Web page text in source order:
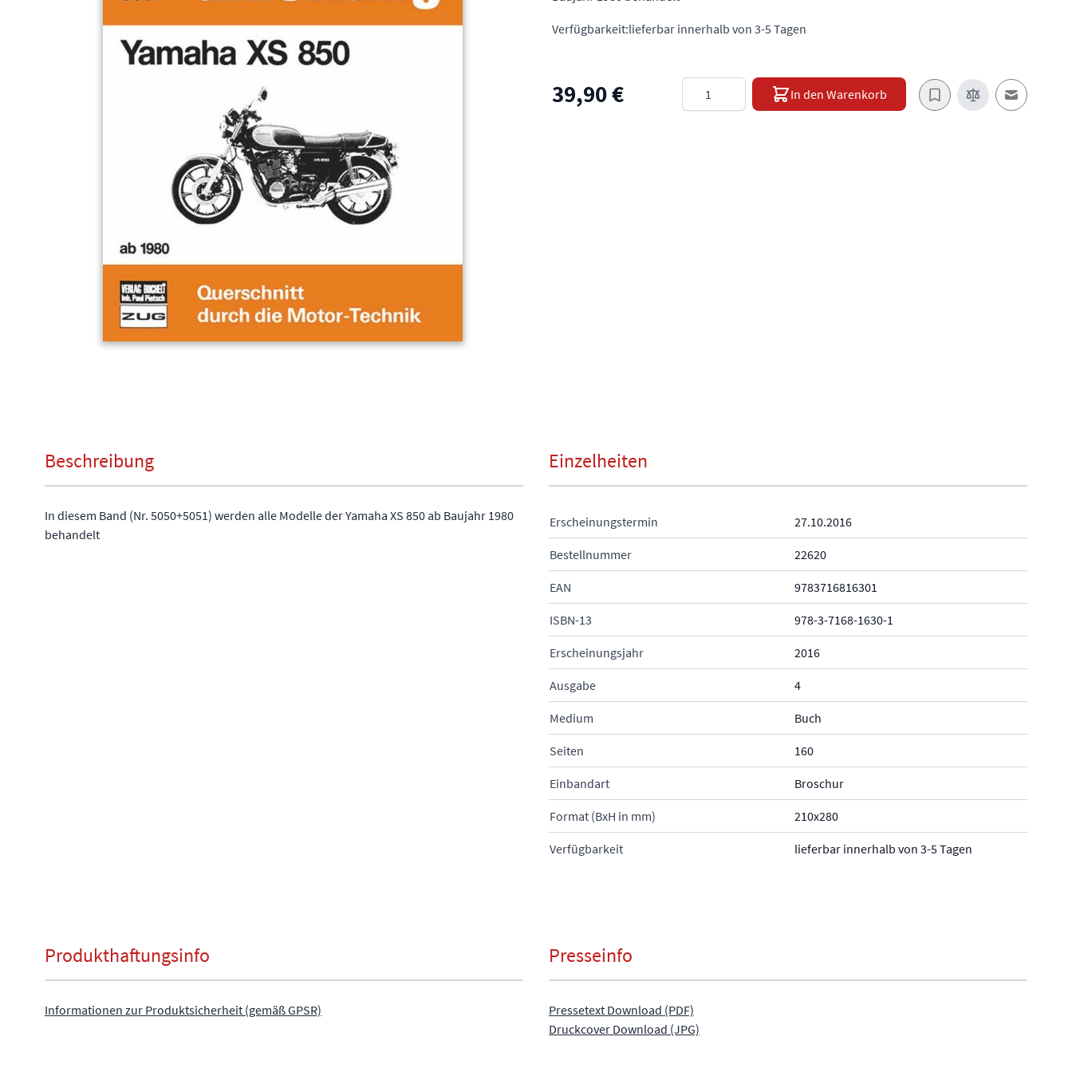
Verfügbarkeit:lieferbar innerhalb von 3-5 Tagen
39,90 € In den Warenkorb
E-Mail an
Beschreibung
In diesem Band (Nr. 5050+5051) werden alle Modelle der Yamaha XS 850 ab Baujahr 1980
behandelt
Einzelheiten
Erscheinungstermin 27.10.2016
Bestellnummer 22620
EAN 9783716816301
ISBN-13 978-3-7168-1630-1
Erscheinungsjahr 2016
Ausgabe 4
Medium Buch
Seiten 160
Einbandart Broschur
Format (BxH in mm) 210x280
Verfügbarkeit lieferbar innerhalb von 3-5 Tagen
Produkthaftungsinfo
Informationen zur Produktsicherheit (gemäß GPSR)
Presseinfo
Pressetext Download (PDF)
Druckcover Download (JPG)